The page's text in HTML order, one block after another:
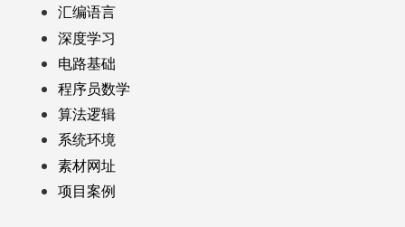
汇编语言
深度学习
电路基础
程序员数学
算法逻辑
系统环境
素材网址
项目案例